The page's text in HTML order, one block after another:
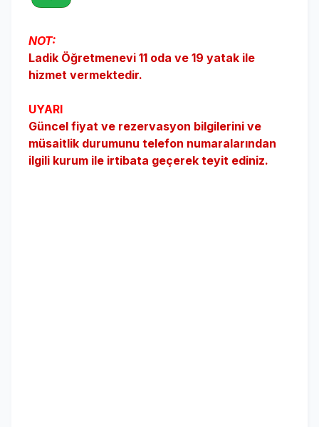
NOT:
Ladik Öğretmenevi 11 oda ve 19 yatak ile
hizmet vermektedir.
UYARI
Güncel fiyat ve rezervasyon bilgilerini ve
müsaitlik durumunu telefon numaralarından
ilgili kurum ile irtibata geçerek teyit ediniz.